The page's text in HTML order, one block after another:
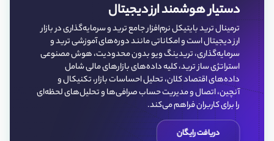
دستیار هوشمند ارز دیجیتال
ترمینال ترید بایتیکل نرم‌افزار جامع ترید و سرمایه‌گذاری در بازار
ارز دیجیتال است و امکاناتی مانند دوره‌های آموزشی ترید و
سرمایه‌گذاری، تریدینگ ویو بدون محدودیت، هوش مصنوعی
استراتژی ساز ترید، کلیه داده‌‌های بازارهای مالی شامل
داده‌های اقتصاد کلان، تحلیل احساسات بازار، تکنیکال و
آنچین، اتصال و مدیریت حساب صرافی‌ها و تحلیل‌های لحظه‌ای
را برای کاربران فراهم می‌کند.
دریافت رایگان